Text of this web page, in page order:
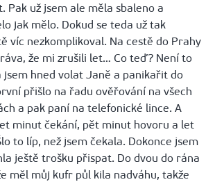
Pak už jsem ale měla sbaleno a
jak mělo. Dokud se teda už tak
víc nezkomplikoval. Na cestě do Prahy
že mi zrušili let… Co teď? Není to
jsem hned volat Janě a panikařit do
přišlo na řadu ověřování na všech
a pak paní na telefonické lince. A
minut čekání, pět minut hovoru a let
to líp, než jsem čekala. Dokonce jsem
ještě trošku přispat. Do dvou do rána
měl můj kufr půl kila nadváhu, takže